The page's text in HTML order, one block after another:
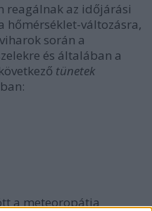
reagálnak az időjárási
hőmérséklet-változásra,
során a
és általában a
tünetek
a meteoropátia